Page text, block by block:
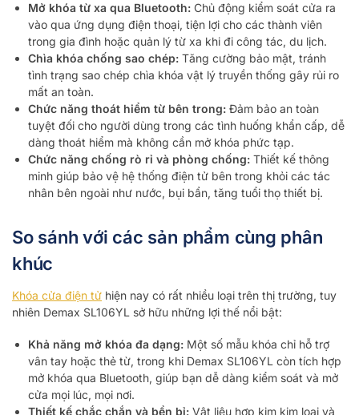
Mở khóa từ xa qua Bluetooth: Chủ động kiểm soát cửa ra
vào qua ứng dụng điện thoại, tiện lợi cho các thành viên
trong gia đình hoặc quản lý từ xa khi đi công tác, du lịch.
Chìa khóa chống sao chép: Tăng cường bảo mật, tránh
tình trạng sao chép chìa khóa vật lý truyền thống gây rủi ro
mất an toàn.
Chức năng thoát hiểm từ bên trong: Đảm bảo an toàn
tuyệt đối cho người dùng trong các tình huống khẩn cấp, dễ
dàng thoát hiểm mà không cần mở khóa phức tạp.
Chức năng chống rò rỉ và phòng chống: Thiết kế thông
minh giúp bảo vệ hệ thống điện tử bên trong khỏi các tác
nhân bên ngoài như nước, bụi bẩn, tăng tuổi thọ thiết bị.
So sánh với các sản phẩm cùng phân
khúc
Khóa cửa điện tử hiện nay có rất nhiều loại trên thị trường, tuy
nhiên Demax SL106YL sở hữu những lợi thế nổi bật:
Khả năng mở khóa đa dạng: Một số mẫu khóa chỉ hỗ trợ
vân tay hoặc thẻ từ, trong khi Demax SL106YL còn tích hợp
mở khóa qua Bluetooth, giúp bạn dễ dàng kiểm soát và mở
cửa mọi lúc, mọi nơi.
Thiết kế chắc chắn và bền bỉ: Vật liệu hợp kim kim loại và